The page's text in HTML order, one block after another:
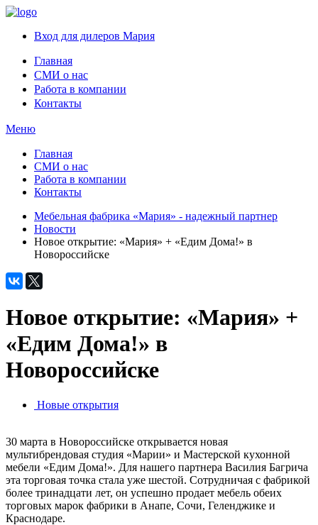
Вход для дилеров Мария
Главная
СМИ о нас
Работа в компании
Контакты
Меню
Главная
СМИ о нас
Работа в компании
Контакты
Мебельная фабрика «Мария» - надежный партнер
Новости
Новое открытие: «Мария» + «Едим Дома!» в
Новороссийске
Новое открытие: «Мария» +
«Едим Дома!» в
Новороссийске
Новые открытия
30 марта в Новороссийске открывается новая
мультибрендовая студия «Марии» и Мастерской кухонной
мебели «Едим Дома!». Для нашего партнера Василия Багрича
эта торговая точка стала уже шестой. Сотрудничая с фабрикой
более тринадцати лет, он успешно продает мебель обеих
торговых марок фабрики в Анапе, Сочи, Геленджике и
Краснодаре.